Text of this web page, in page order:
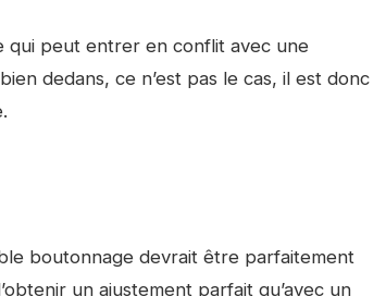
qui peut entrer en conflit avec une
dedans, ce n’est pas le cas, il est donc
boutonnage devrait être parfaitement
un ajustement parfait qu’avec un